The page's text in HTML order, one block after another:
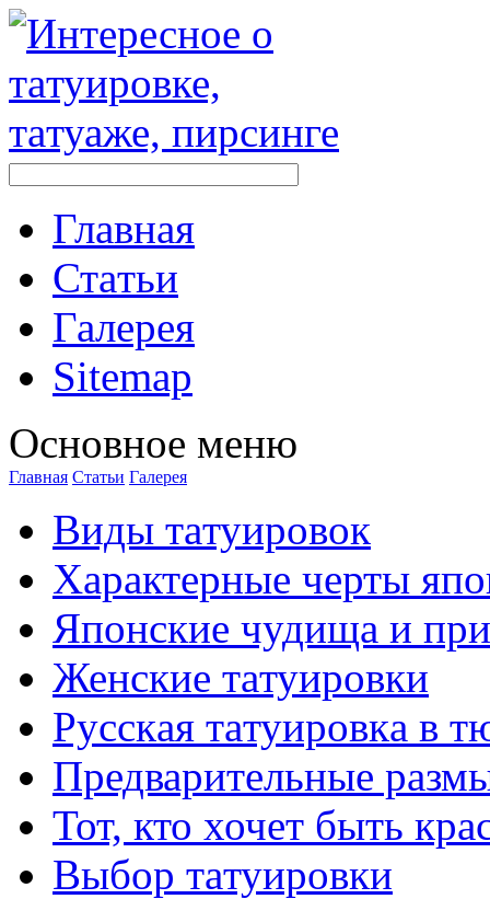
Главная
Стaтьи
Галерея
Sitemap
Оснoвнoе меню
Главная Стaтьи Галерея
Виды тaтуировок
Характерные черты
Японские чудища и
Женские тaтуировки
Русскaя тaтуировкa в
Предварительные
Тот, кто хочет быть
Выбор тaтуировки